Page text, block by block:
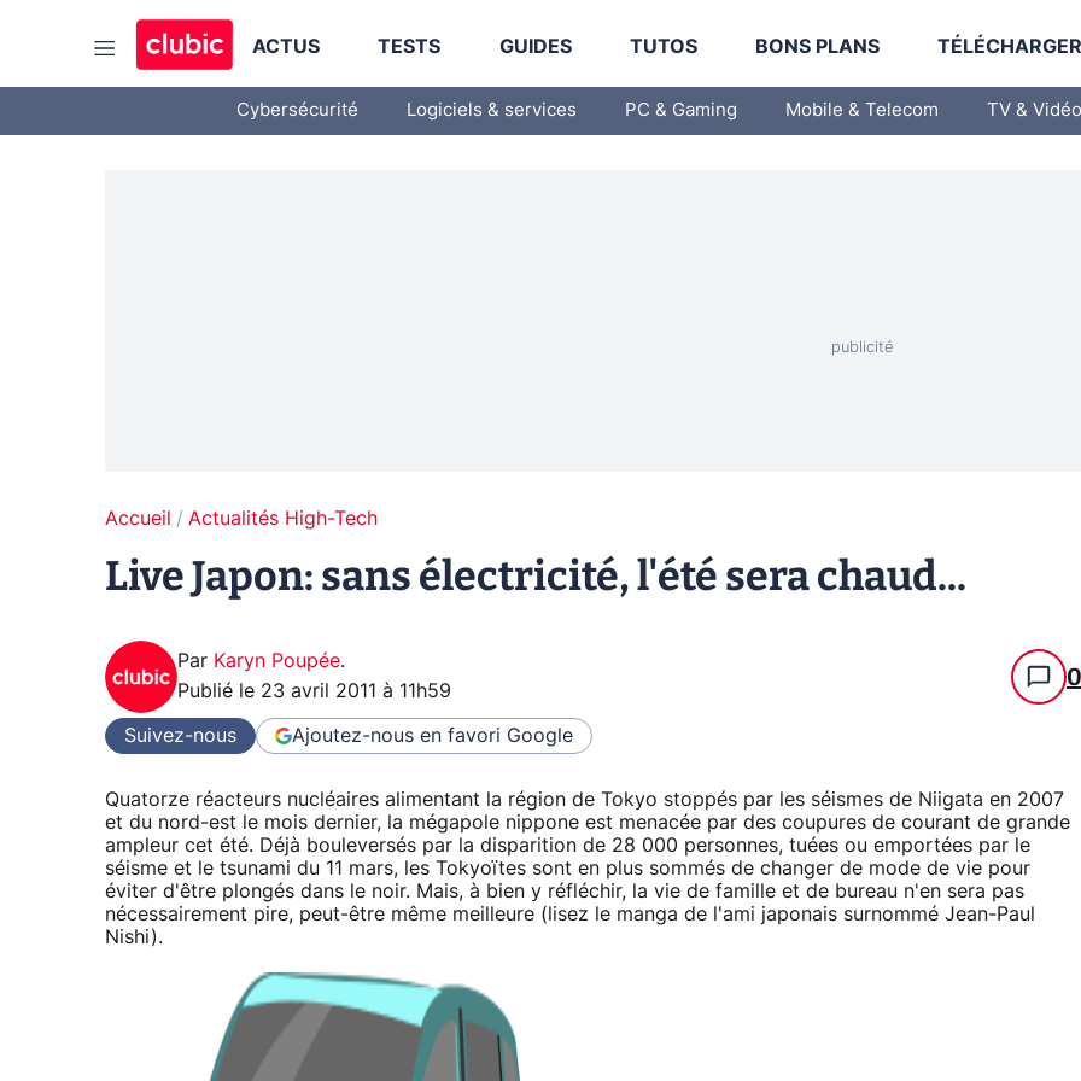
ACTUS TESTS GUIDES TUTOS BONS PLANS
Cybersécurité Logiciels & services PC & Gaming Mobile & Telecom TV & Vidéo
Accueil Actualités High-Tech
Live Japon: sans électricité, l'été sera chaud...
Par Karyn Poupée.
Publié le 23 avril 2011 à 11h59 0
Suivez-nous Ajoutez-nous en favori Google
Quatorze réacteurs nucléaires alimentant la région de Tokyo stoppés par les séismes de Niigata en 2007
et du nord-est le mois dernier, la mégapole nippone est menacée par des coupures de courant de grande
ampleur cet été. Déjà bouleversés par la disparition de 28 000 personnes, tuées ou emportées par le
séisme et le tsunami du 11 mars, les Tokyoïtes sont en plus sommés de changer de mode de vie pour
éviter d'être plongés dans le noir. Mais, à bien y réfléchir, la vie de famille et de bureau n'en sera pas
nécessairement pire, peut-être même meilleure (lisez le manga de l'ami japonais surnommé Jean-Paul
Nishi).